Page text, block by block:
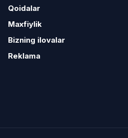
Qoidalar
Maxfiylik
Bizning ilovalar
Reklama